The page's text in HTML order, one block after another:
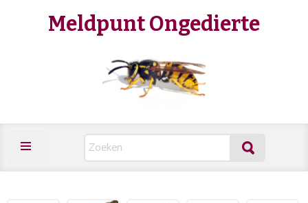
Meldpunt Ongedierte